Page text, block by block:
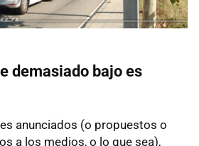
demasiado bajo es
anunciados (o propuestos o
a los medios, o lo que sea),